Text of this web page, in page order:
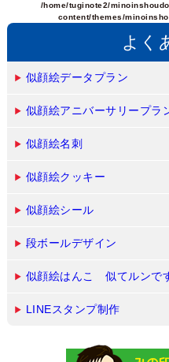
/home/tuginote2/
content/themes/
よく
似顔絵データプラン
似顔絵アニバーサリープラ
似顔絵名刺
似顔絵クッキー
似顔絵シール
段ボールデザイン
似顔絵はんこ 似てルンで
LINEスタンプ制作